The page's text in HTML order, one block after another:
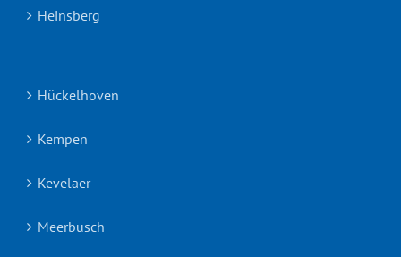
Heinsberg
Hückelhoven
Kempen
Kevelaer
Meerbusch